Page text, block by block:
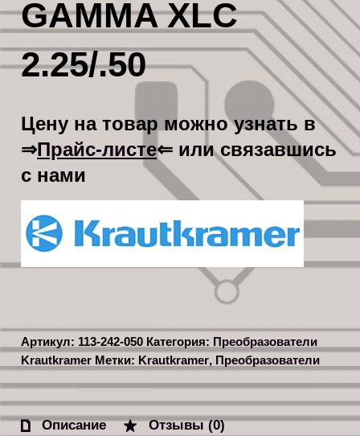
GAMMA XLC
2.25/.50
Цену на товар можно узнать в
⇒Прайс-листе⇐ или связавшись
с нами
Артикул: 113-242-050 Категория: Преобразователи
Krautkramer Метки: Krautkramer, Преобразователи
Описание Отзывы (0)